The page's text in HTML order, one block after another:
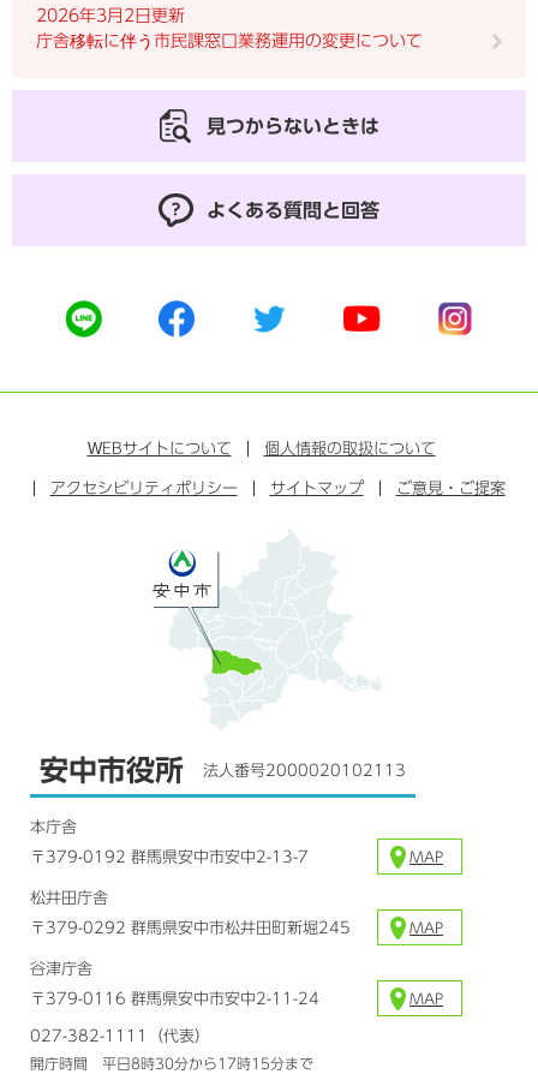
2026年3月2日更新
庁舎移転に伴う市民課窓口業務運用の変更について
見つからないときは
よくある質問と回答
公
式
イ
公
式
ェ
ス
ッ
公
式
イ
タ
公
ー
ュ
ブ
公
式
ン
ラ
WEBサイトについて 個人情報の取扱について
アクセシビリティポリシー サイトマップ ご意見・ご提案
安中市役所 法人番号2000020102113
本庁舎
〒379-0192 群馬県安中市安中2-13-7
MAP
松井田庁舎
〒379-0292 群馬県安中市松井田町新堀245
MAP
谷津庁舎
〒379-0116 群馬県安中市安中2-11-24
MAP
027-382-1111（代表）
開庁時間 平日8時30分から17時15分まで